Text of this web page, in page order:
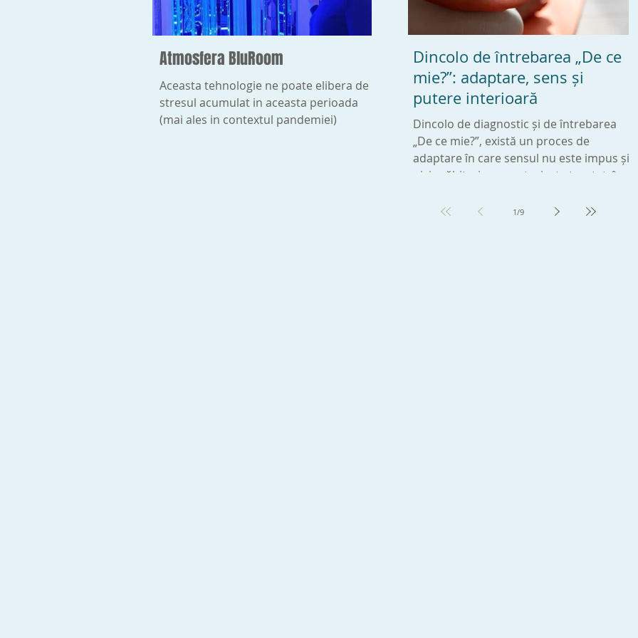
Atmosfera BluRoom
Aceasta tehnologie ne poate elibera de
stresul acumulat in aceasta perioada
(mai ales in contextul pandemiei)
Ce este BLUROOM ?
Blu Room® îți aduce mintea într-o stare
de relaxare. Atunci când experimentezi
acea liniște și pace, mintea ta are o stare
de bine care se
Dincolo de întrebarea „De ce
mie?”: adaptare, sens și
putere interioară
Dincolo de diagnostic și de întrebarea
„De ce mie?”, există un proces de
adaptare în care sensul nu este impus și
nici grăbit, ci se construiește treptat, în
1/9